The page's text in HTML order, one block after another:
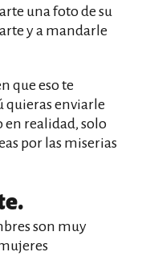
una foto de su
y a mandarle
que eso te
quieras enviarle
en realidad, solo
por las miserias
son muy